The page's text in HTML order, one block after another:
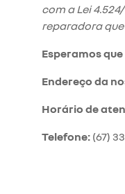
com a Lei
reparadora
Esperamos
Endereço da
Horário de
Telefone: (67)